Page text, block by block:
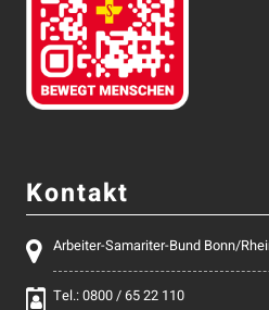
Kontakt
Arbeiter-Samariter-Bund Bonn/
Tel.: 0800 / 65 22 110